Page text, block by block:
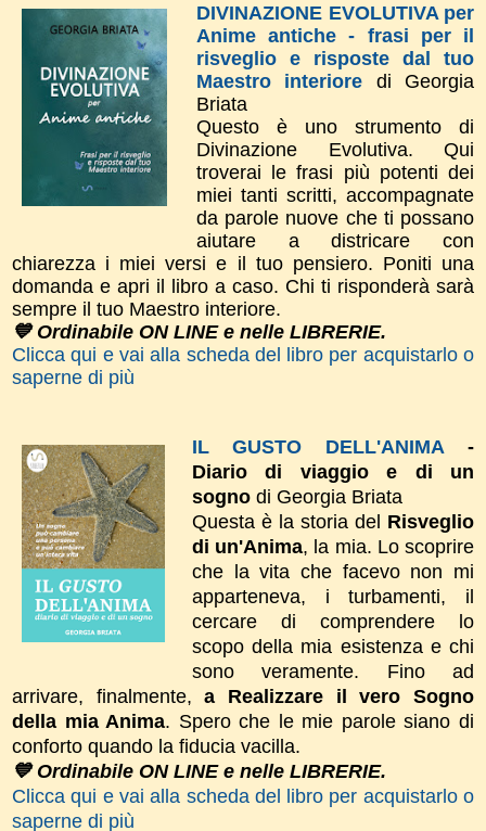
DIVINAZIONE EVOLUTIVA per
Anime antiche - frasi per il
risveglio e risposte dal tuo
Maestro interiore di Georgia
Briata
Questo è uno strumento di
Divinazione Evolutiva. Qui
troverai le frasi più potenti dei
miei tanti scritti, accompagnate
da parole nuove che ti possano
aiutare a districare con
chiarezza i miei versi e il tuo pensiero. Poniti una
domanda e apri il libro a caso. Chi ti risponderà sarà
sempre il tuo Maestro interiore.
💙 Ordinabile ON LINE e nelle LIBRERIE.
Clicca qui e vai alla scheda del libro per acquistarlo o
saperne di più
IL GUSTO DELL'ANIMA -
Diario di viaggio e di un
sognodi Georgia Briata
Questa è la storia del Risveglio
di un'Anima, la mia. Lo scoprire
che la vita che facevo non mi
apparteneva, i turbamenti, il
cercare di comprendere lo
scopo della mia esistenza e chi
sono veramente. Fino ad
arrivare, finalmente,a Realizzare il vero Sogno
della mia Anima. Spero che le mie parole siano di
conforto quando la fiducia vacilla.
💙 Ordinabile ON LINE e nelle LIBRERIE.
Clicca qui e vai alla scheda del libro per acquistarlo o
saperne di più